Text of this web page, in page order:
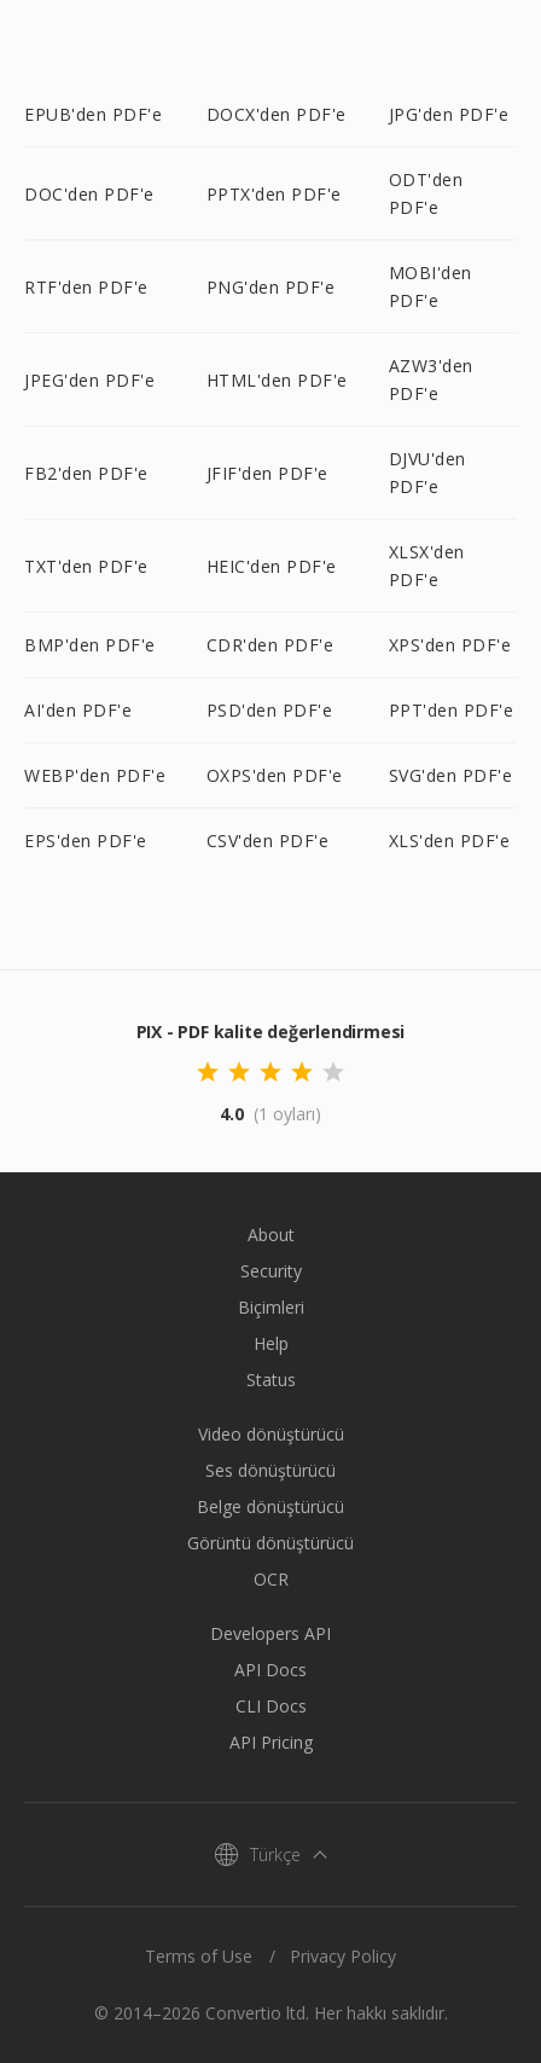
EPUB'den PDF'e DOCX'den PDF'e JPG'den PDF'e
DOC'den PDF'e PPTX'den PDF'e
ODT'den
PDF'e
RTF'den PDF'e PNG'den PDF'e
MOBI'den
PDF'e
JPEG'den PDF'e HTML'den PDF'e
AZW3'den
PDF'e
FB2'den PDF'e JFIF'den PDF'e
DJVU'den
PDF'e
TXT'den PDF'e HEIC'den PDF'e
XLSX'den
PDF'e
BMP'den PDF'e CDR'den PDF'e XPS'den PDF'e
AI'den PDF'e PSD'den PDF'e PPT'den PDF'e
WEBP'den PDF'e OXPS'den PDF'e SVG'den PDF'e
EPS'den PDF'e CSV'den PDF'e XLS'den PDF'e
PIX - PDF kalite değerlendirmesi
4.0 (1 oyları)
About
Security
Biçimleri
Help
Status
Video dönüştürücü
Ses dönüştürücü
Belge dönüştürücü
Görüntü dönüştürücü
OCR
Developers API
API Docs
CLI Docs
API Pricing
Türkçe
© 2014–2026 Convertio ltd. Her hakkı saklıdır.
Terms of Use Privacy Policy